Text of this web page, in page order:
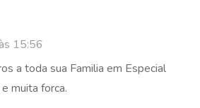
15:56
a toda sua Familia em Especial
muita forca.